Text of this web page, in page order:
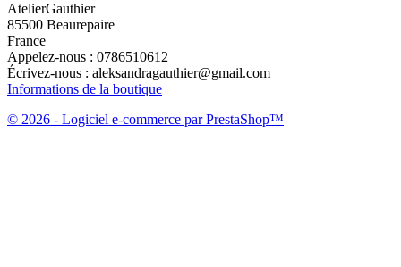
AtelierGauthier
85500 Beaurepaire
France
Appelez-nous : 0786510612
Écrivez-nous : aleksandragauthier@gmail.com
Informations de la boutique
© 2026 - Logiciel e-commerce par PrestaShop™